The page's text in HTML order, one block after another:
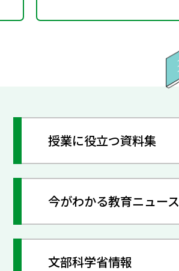
授業に役立つ資料集
今がわかる教育ニュース
文部科学省情報